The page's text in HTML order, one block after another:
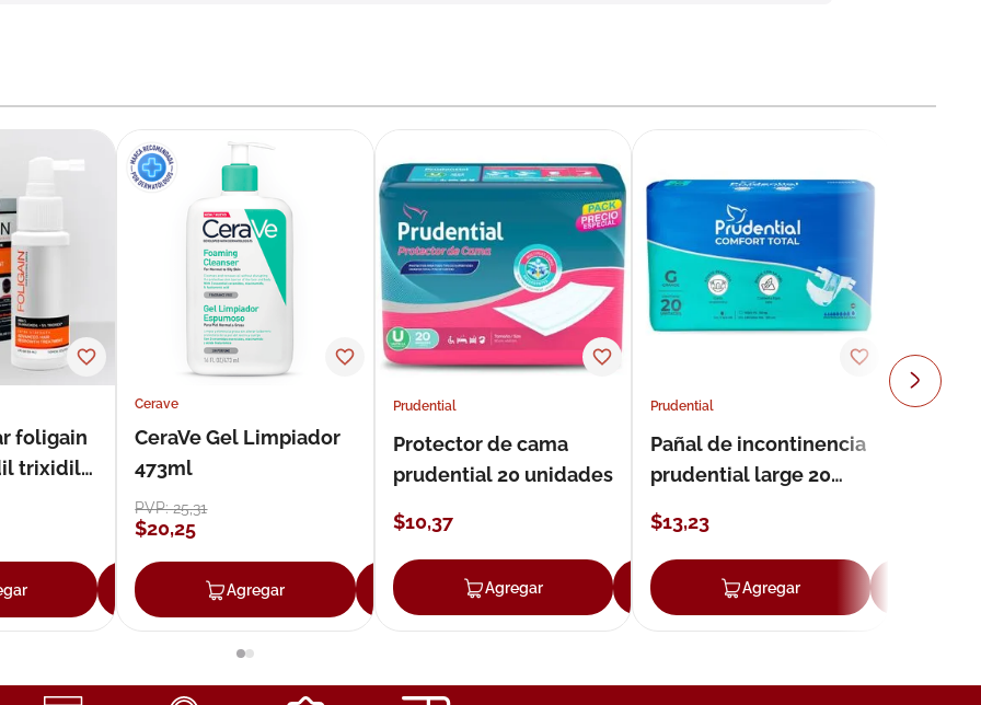
foligain
trixidil
Agregar
Cerave
CeraVe Gel Limpiador
473ml
PVP:25,31
$20,25
Agregar Agregar
Prudential
Protector de cama
prudential 20 unidades
$10,37
Agregar Agregar
Prudential
Pañal de incontinencia
prudential large 20
$13,23
Agregar